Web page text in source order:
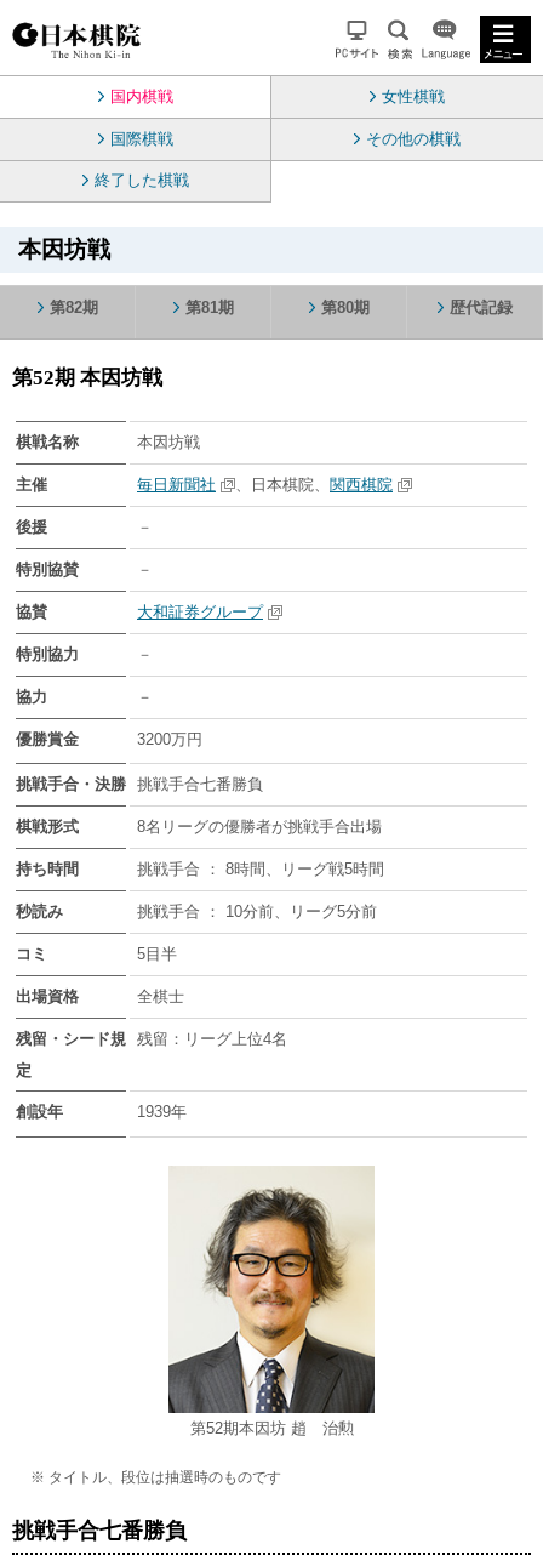
国内棋戦 女性棋戦
国際棋戦 その他の棋戦
終了した棋戦
本因坊戦
第82期 第81期 第80期 歴代記録
第52期 本因坊戦
棋戦名称 本因坊戦
主催 毎日新聞社 、日本棋院、 関西棋院
後援 －
特別協賛 －
協賛 大和証券グループ
特別協力 －
協力 －
優勝賞金 3200万円
挑戦手合・決勝 挑戦手合七番勝負
棋戦形式 8名リーグの優勝者が挑戦手合出場
持ち時間 挑戦手合 ： 8時間、リーグ戦5時間
秒読み 挑戦手合 ： 10分前、リーグ5分前
コミ 5目半
出場資格 全棋士
残留・シード規
定
残留：リーグ上位4名
創設年 1939年
第52期本因坊 趙 治勲
※ タイトル、段位は抽選時のものです
挑戦手合七番勝負